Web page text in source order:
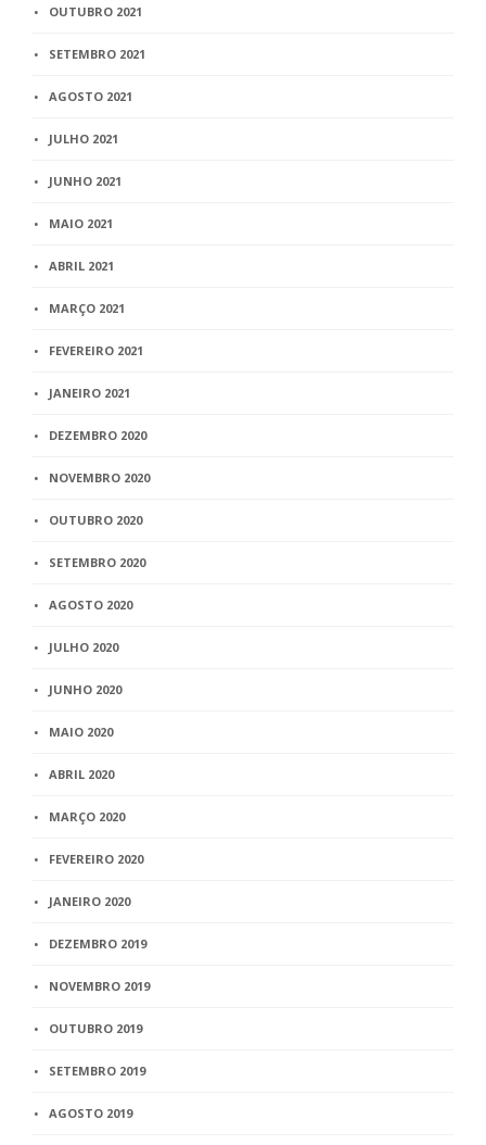
OUTUBRO 2021
SETEMBRO 2021
AGOSTO 2021
JULHO 2021
JUNHO 2021
MAIO 2021
ABRIL 2021
MARÇO 2021
FEVEREIRO 2021
JANEIRO 2021
DEZEMBRO 2020
NOVEMBRO 2020
OUTUBRO 2020
SETEMBRO 2020
AGOSTO 2020
JULHO 2020
JUNHO 2020
MAIO 2020
ABRIL 2020
MARÇO 2020
FEVEREIRO 2020
JANEIRO 2020
DEZEMBRO 2019
NOVEMBRO 2019
OUTUBRO 2019
SETEMBRO 2019
AGOSTO 2019